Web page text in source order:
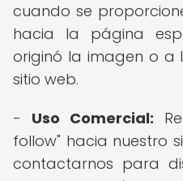
cuando se
hacia la página
originó la imagen o a
sitio web.
- Uso Comercial:
follow" hacia nuestro
contactarnos para